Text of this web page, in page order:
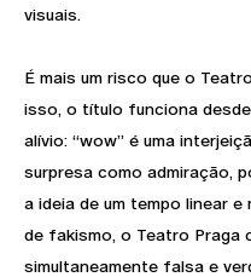
visuais.
É mais um risco que o
isso, o título funciona
alívio: “wow” é uma
surpresa como admiração,
a ideia de um tempo linear
de fakismo, o Teatro Praga
simultaneamente falsa e